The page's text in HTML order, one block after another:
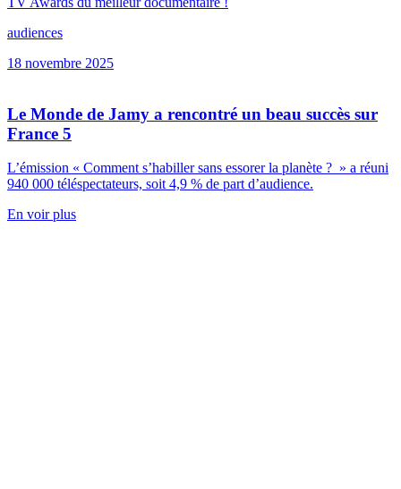
audiences
18 novembre 2025
Le Monde de Jamy a rencontré un beau succès sur
France 5
L’émission « Comment s’habiller sans essorer la planète ? » a réuni
940 000 téléspectateurs, soit 4,9 % de part d’audience.
En voir plus